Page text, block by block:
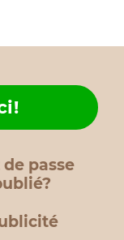
de passe